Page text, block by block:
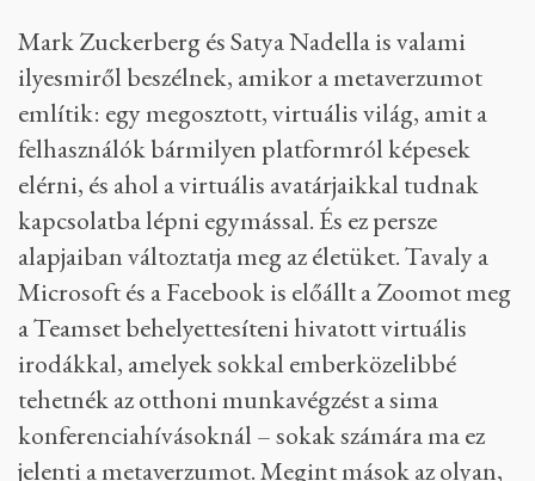
Mark Zuckerberg és Satya Nadella is valami
ilyesmiről beszélnek, amikor a metaverzumot
említik: egy megosztott, virtuális világ, amit a
felhasználók bármilyen platformról képesek
elérni, és ahol a virtuális avatárjaikkal tudnak
kapcsolatba lépni egymással. És ez persze
alapjaiban változtatja meg az életüket. Tavaly a
Microsoft és a Facebook is előállt a Zoomot meg
a Teamset behelyettesíteni hivatott virtuális
irodákkal, amelyek sokkal emberközelibbé
tehetnék az otthoni munkavégzést a sima
konferenciahívásoknál – sokak számára ma ez
jelenti a metaverzumot. Megint mások az olyan,